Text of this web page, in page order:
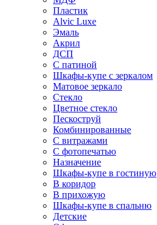
Пластик
Alvic Luxe
Эмаль
Акрил
ДСП
С патиной
Шкафы-купе с зеркалом
Матовое зеркало
Стекло
Цветное стекло
Пескоструй
Комбинированные
С витражами
С фотопечатью
Назначение
Шкафы-купе в гостиную
В коридор
В прихожую
Шкафы-купе в спальню
Детские